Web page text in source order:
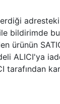
ürünün
ALICI'ya